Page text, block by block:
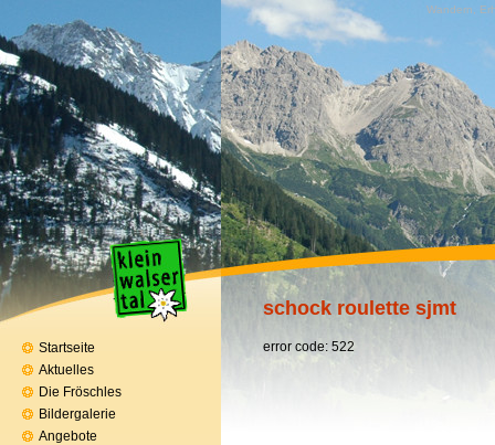
Wandern,
schock roulette sjmt
error code: 522
Startseite
Aktuelles
Die Fröschles
Bildergalerie
Angebote